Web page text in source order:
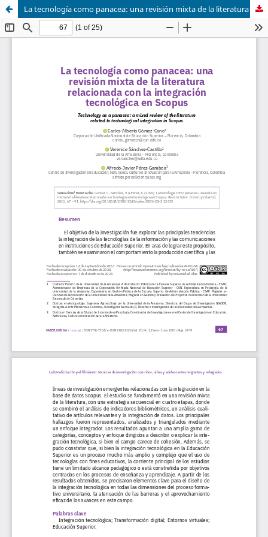
La tecnología como panacea: una revisión mixta de la literatura relacionada con la integración tecnológica en SCOPUS